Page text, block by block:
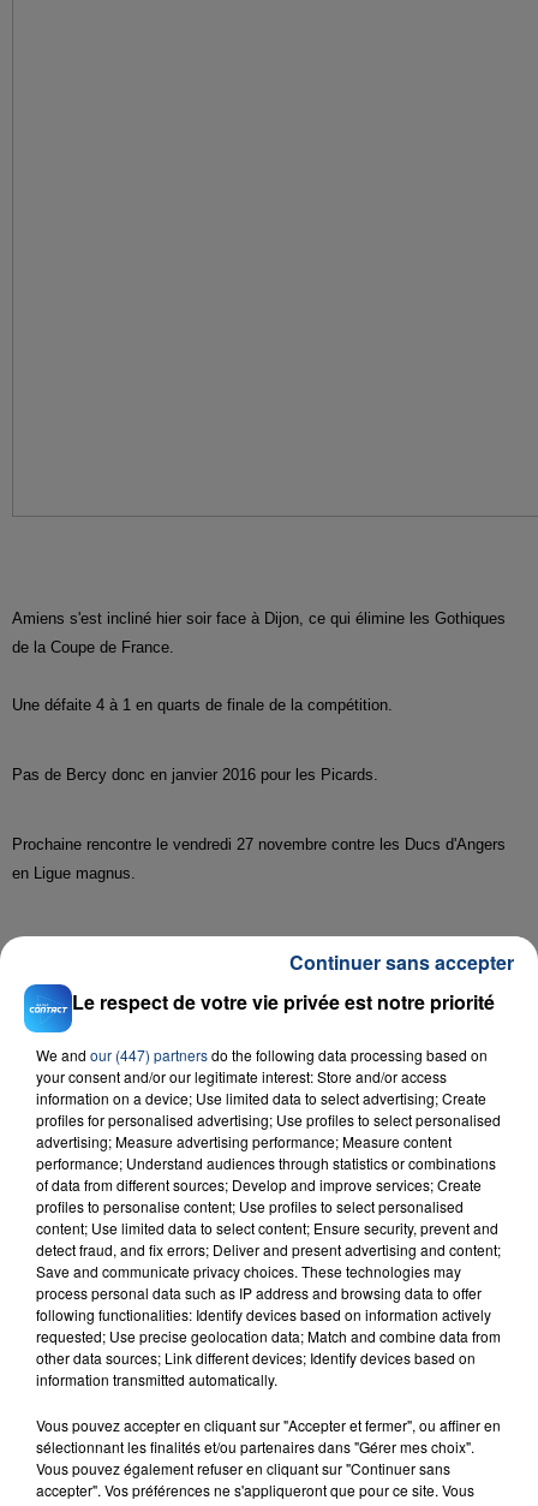
Amiens s'est incliné hier soir face à Dijon, ce qui élimine les Gothiques
de la Coupe de France.
Une défaite 4 à 1 en quarts de finale de la compétition.
Pas de Bercy donc en janvier 2016 pour les Picards.
Prochaine rencontre le vendredi 27 novembre contre les Ducs d'Angers
en Ligue magnus.
BRUNO MARS
RADIO CONTACT
FIL D'ACTU
Le respect de votre vie privée est notre priorité
We and our (447) partnersdo the following data processing based on
your consent and/or our legitimate interest: Store and/or access
information on a device; Use limited data to select advertising; Create
profiles for personalised advertising; Use profiles to select personalised
advertising; Measure advertising performance; Measure content
performance; Understand audiences through statistics or combinations
of data from different sources; Develop and improve services; Create
profiles to personalise content; Use profiles to select personalised
content; Use limited data to select content; Ensure security, prevent and
detect fraud, and fix errors; Deliver and present advertising and content;
Save and communicate privacy choices. These technologies may
process personal data such as IP address and browsing data to offer
following functionalities: Identify devices based on information actively
requested; Use precise geolocation data; Match and combine data from
other data sources; Link different devices; Identify devices based on
information transmitted automatically.
Vous pouvez accepter en cliquant sur "Accepter et fermer", ou affiner en
sélectionnant les finalités et/ou partenaires dans "Gérer mes choix".
Vous pouvez également refuser en cliquant sur "Continuer sans
accepter". Vos préférences ne s'appliqueront que pour ce site. Vous
Continuer sans accepter